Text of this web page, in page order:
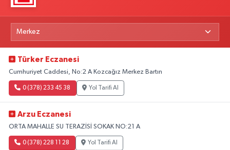
Türker Eczanesi
Cumhuriyet Caddesi, No:2 A Kozcağız Merkez Bartın
0 (378) 233 45 38 Yol Tarifi Al
Arzu Eczanesi
ORTA MAHALLE SU TERAZİSİ SOKAK NO:21 A
0 (378) 228 11 28 Yol Tarifi Al